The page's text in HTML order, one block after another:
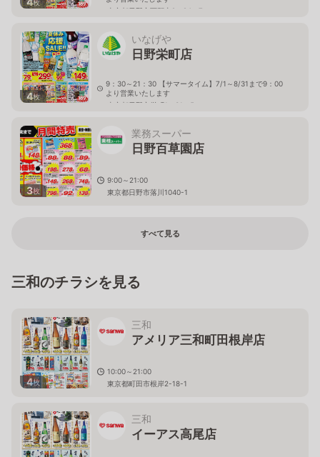
枚
東京都日野市万願寺2－24－7
4枚
いなげや
日野栄町店
9：30～21：30 【サマータイム】7/1～8/31まで9：00
より営業いたします
東京都日野市栄町1－31－5
3枚
業務スーパー
日野百草園店
9:00～21:00
東京都日野市落川1040-1
すべて見る
三和のチラシを見る
4枚
三和
アメリア三和町田根岸店
10:00～21:00
東京都町田市根岸2-18-1
三和
イーアス高尾店